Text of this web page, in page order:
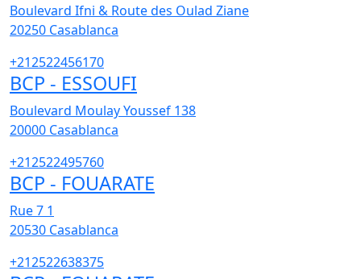
Boulevard Ifni & Route des Oulad Ziane
20250 Casablanca
+212522456170
BCP - ESSOUFI
Boulevard Moulay Youssef 138
20000 Casablanca
+212522495760
BCP - FOUARATE
Rue 7 1
20530 Casablanca
+212522638375